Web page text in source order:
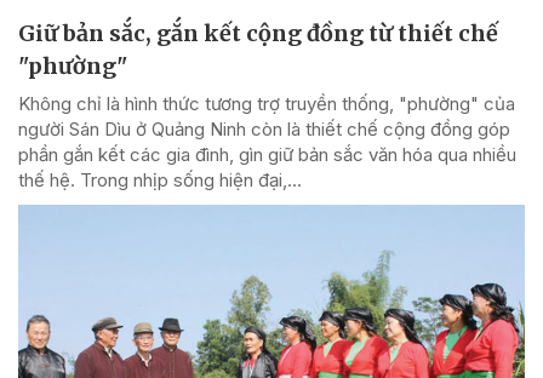
Giữ bản sắc, gắn kết cộng đồng từ thiết chế
"phường"
Không chỉ là hình thức tương trợ truyền thống, "phường" của
người Sán Dìu ở Quảng Ninh còn là thiết chế cộng đồng góp
phần gắn kết các gia đình, gìn giữ bản sắc văn hóa qua nhiều
thế hệ. Trong nhịp sống hiện đại,...